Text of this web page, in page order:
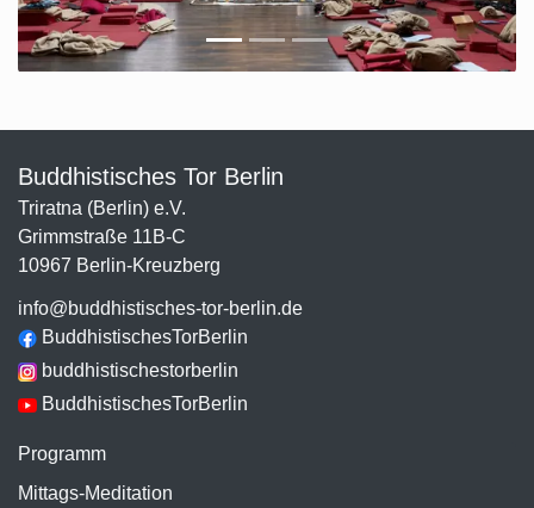
Buddhistisches Tor Berlin
Triratna (Berlin) e.V.
Grimmstraße 11B-C
10967 Berlin-Kreuzberg
info@buddhistisches-tor-berlin.de
BuddhistischesTorBerlin
buddhistischestorberlin
BuddhistischesTorBerlin
Programm
Mittags-Meditation